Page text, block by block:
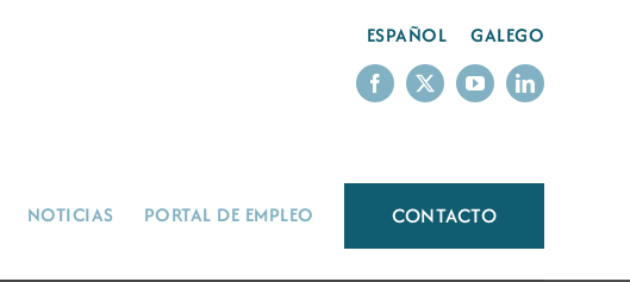
ESPAÑOL GALEGO
NOTICIAS PORTAL DE EMPLEO CONTACTO